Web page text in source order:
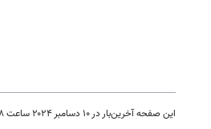
این صفحه آخرین‌بار در ‏۱۰ دسامبر ۲۰۲۴ ساعت ‏۱۸:۲۸ ویرایش شده است.